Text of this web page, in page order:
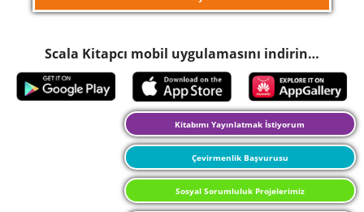
Scala Kitapcı mobil uygulamasını indirin…
Kitabımı Yayınlatmak İstiyorum
Çevirmenlik Başvurusu
Sosyal Sorumluluk Projelerimiz